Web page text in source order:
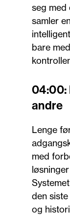
seg med
samler
bare
04:00:
andre
Lenge
med
den
og